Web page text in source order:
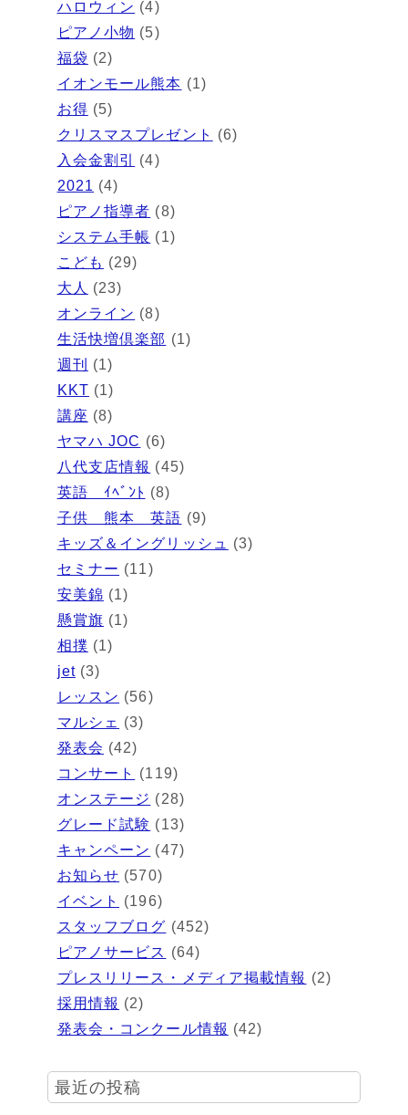
ハロウィン (4)
ピアノ小物 (5)
福袋 (2)
イオンモール熊本 (1)
お得 (5)
クリスマスプレゼント
(6)
入会金割引
(4)
2021 (4)
ピアノ指導者 (8)
システム手帳 (1)
こども (29)
大人
(23)
オンライン (8)
生活快増倶楽部 (1)
週刊
(1)
KKT (1)
講座 (8)
ヤマハ JOC (6)
八代支店情報 (45)
英語 ｲﾍﾞﾝﾄ (8)
子供 熊本 英語 (9)
キッズ＆イングリッシュ
(3)
セミナー (11)
安美錦 (1)
懸賞旗 (1)
相撲 (1)
jet(3)
レッスン (56)
マルシェ (3)
発表会 (42)
コンサート
(119)
オンステージ (28)
グレード試験 (13)
キャンペーン (47)
お知らせ (570)
イベント
(196)
スタッフブログ (452)
ピアノサービス (64)
プレスリリース・メディア掲載情報 (2)
採用情報 (2)
発表会・コンクール情報 (42)
最近の投稿